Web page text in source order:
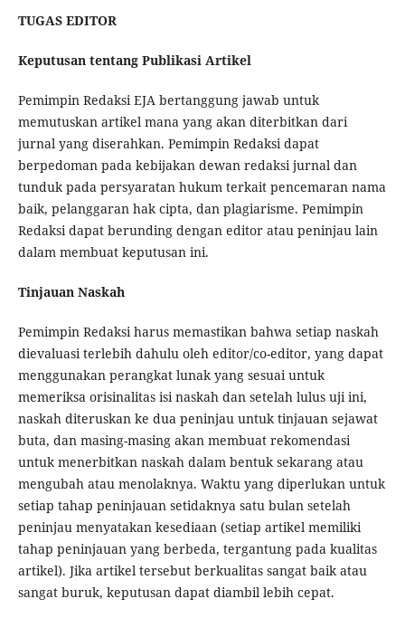
TUGAS EDITOR
Keputusan tentang Publikasi Artikel
Pemimpin Redaksi EJA bertanggung jawab untuk
memutuskan artikel mana yang akan diterbitkan dari
jurnal yang diserahkan. Pemimpin Redaksi dapat
berpedoman pada kebijakan dewan redaksi jurnal dan
tunduk pada persyaratan hukum terkait pencemaran nama
baik, pelanggaran hak cipta, dan plagiarisme. Pemimpin
Redaksi dapat berunding dengan editor atau peninjau lain
dalam membuat keputusan ini.
Tinjauan Naskah
Pemimpin Redaksi harus memastikan bahwa setiap naskah
dievaluasi terlebih dahulu oleh editor/co-editor, yang dapat
menggunakan perangkat lunak yang sesuai untuk
memeriksa orisinalitas isi naskah dan setelah lulus uji ini,
naskah diteruskan ke dua peninjau untuk tinjauan sejawat
buta, dan masing-masing akan membuat rekomendasi
untuk menerbitkan naskah dalam bentuk sekarang atau
mengubah atau menolaknya. Waktu yang diperlukan untuk
setiap tahap peninjauan setidaknya satu bulan setelah
peninjau menyatakan kesediaan (setiap artikel memiliki
tahap peninjauan yang berbeda, tergantung pada kualitas
artikel). Jika artikel tersebut berkualitas sangat baik atau
sangat buruk, keputusan dapat diambil lebih cepat.